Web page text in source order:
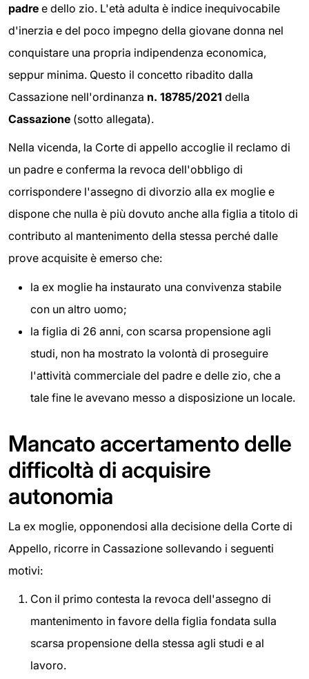
padre e dello zio. L'età adulta è indice inequivocabile
d'inerzia e del poco impegno della giovane donna nel
conquistare una propria indipendenza economica,
seppur minima. Questo il concetto ribadito dalla
Cassazione nell'ordinanza n. 18785/2021 della
Cassazione (sotto allegata).
Nella vicenda, la Corte di appello accoglie il reclamo di
un padre e conferma la revoca dell'obbligo di
corrispondere l'assegno di divorzio alla ex moglie e
dispone che nulla è più dovuto anche alla figlia a titolo di
contributo al mantenimento della stessa perché dalle
prove acquisite è emerso che:
la ex moglie ha instaurato una convivenza stabile
con un altro uomo;
la figlia di 26 anni, con scarsa propensione agli
studi, non ha mostrato la volontà di proseguire
l'attività commerciale del padre e delle zio, che a
tale fine le avevano messo a disposizione un locale.
Mancato accertamento delle
difficoltà di acquisire
autonomia
La ex moglie, opponendosi alla decisione della Corte di
Appello, ricorre in Cassazione sollevando i seguenti
motivi:
Con il primo contesta la revoca dell'assegno di
mantenimento in favore della figlia fondata sulla
scarsa propensione della stessa agli studi e al
lavoro.